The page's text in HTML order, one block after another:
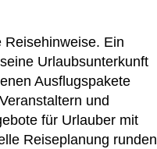
Ein
Urlaubsunterkunft
Ausflugspakete
und
für Urlauber mit
Reiseplanung runden